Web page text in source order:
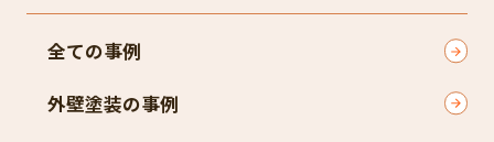
全ての事例
外壁塗装の事例